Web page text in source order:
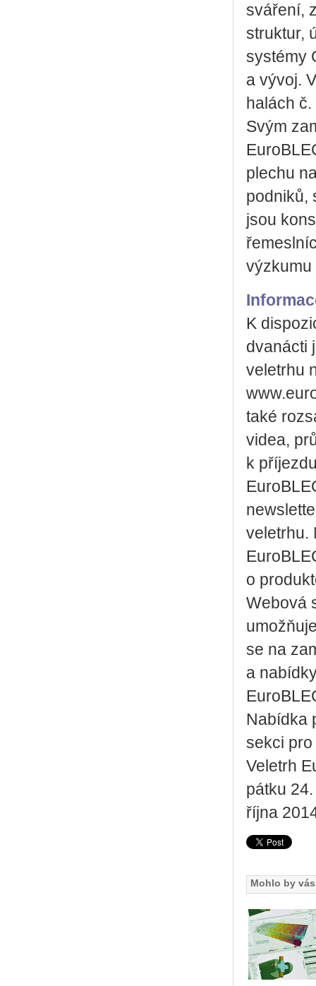
sváření,
struktur,
systémy
a vývoj.
halách
Svým
plechu
podniků,
jsou
výzkumu
K
dvanácti
veletrhu
také
videa,
k
veletrhu.
o
Webová
se na
a
Nabídka
sekci
Veletrh
pátku
října
Mohlo by